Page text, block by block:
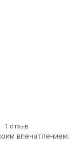
1 отзыв
впечатлением.